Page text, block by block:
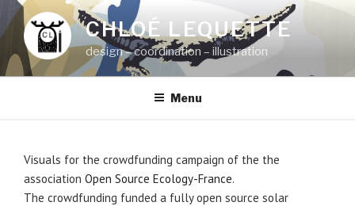
Aller
au
contenu
principal
CHLOÉ LEQUETTE
design – coordination – illustration
Menu
Visuals for the crowdfunding campaign of the the
association Open Source Ecology-France.
The crowdfunding funded a fully open source solar